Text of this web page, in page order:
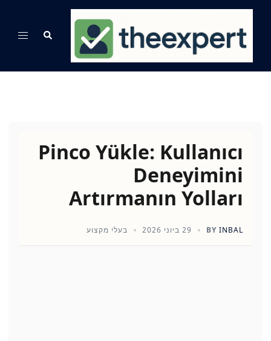
content
Search
Toggle
Pinco Yükle: Kullanıcı
Deneyimini
Artırmanın Yolları
BY INBAL 29 ביוני 2026 בעלי מקצוע